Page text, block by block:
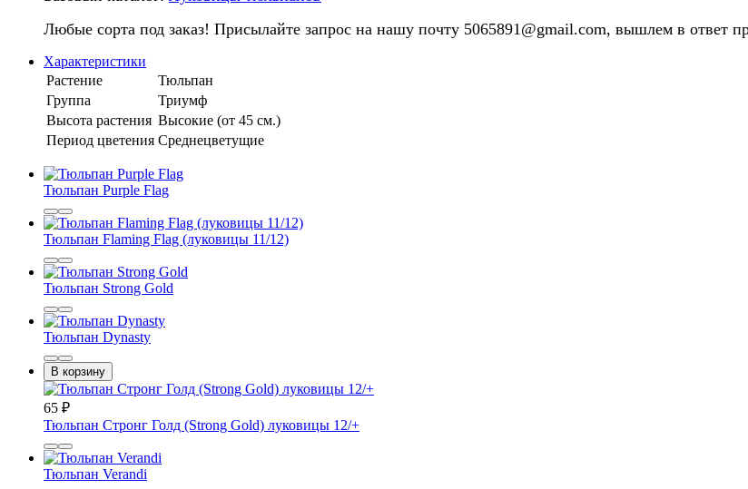
Любые сорта под заказ! Присылайте запрос на нашу почту 5065891@gmail.com, вышлем в ответ
Характеристики
Растение
Тюльпан
Группа
Триумф
Высота растения Высокие (от 45 см.)
Период цветения Среднецветущие
Тюльпан Purple Flag
Тюльпан Flaming Flag (луковицы 11/12)
Тюльпан Strong Gold
Тюльпан Dynasty
В корзину
65 ₽
Тюльпан Стронг Голд (Strong Gold) луковицы 12/+
Тюльпан Verandi